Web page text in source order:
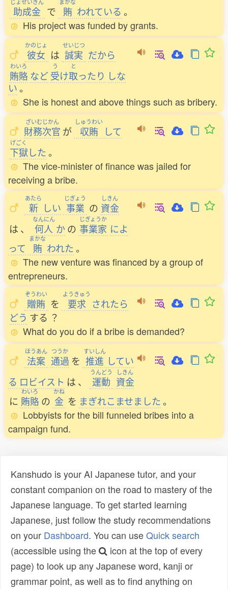
じょせいきん
助成金 で
まかな
賄 われている 。
His project was funded by grants.
かのじょ
彼女 は
せいじつ
誠実 だから
わいろ
賄賂 など
う
受け
と
取ったり しな
い。
She is honest and above things such as bribery.
ざいむじかん
財務次官 が
しゅうわい
収賄 して
げごく
下獄した。
The vice-minister of finance was jailed for
receiving a bribe.
あたら
新 しい
じぎょう
事業 の
しきん
資金
は 、
なんにん
何人 か の
じぎょうか
事業家 によ
って
まかな
賄 われた。
The new venture was financed by a group of
entrepreneurs.
ぞうわい
贈賄 を
ようきゅう
要求 されたら
どう する ？
What do you do if a bribe is demanded?
ほうあん
法案
つうか
通過 を
すいしん
推進 してい
る ロビイスト は 、
うんどう
運動
しきん
資金
に
わいろ
賄賂 の
かね
金 を まぎれこませました。
Lobbyists for the bill funneled bribes into a
campaign fund.
Kanshudo is your AI Japanese tutor, and your
constant companion on the road to mastery of the
Japanese language. To get started learning
Japanese, just follow the study recommendations
on your Dashboard. You can useQuick search
(accessible using the
icon at the top of every
page) to look up any Japanese word, kanji or
grammar point, as well as to find anything on